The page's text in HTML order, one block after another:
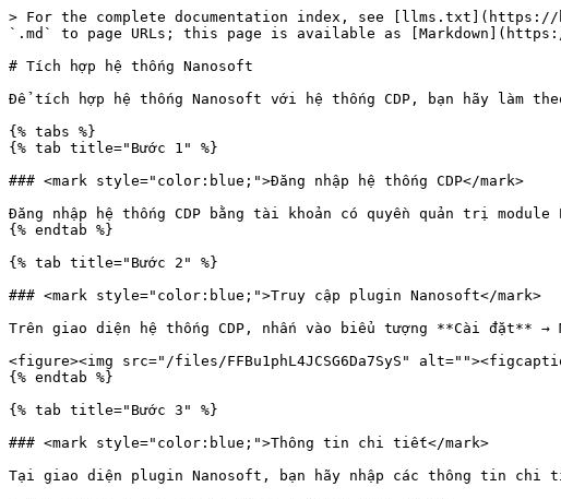
> For the complete documentation index, see [llms.txt](https://
`.md` to page URLs; this page is available as
# Tích hợp hệ thống Nanosoft
Để tích hợp hệ thống Nanosoft với hệ thống CDP, bạn hãy làm
{% tabs %}
{% tab title="Bước 1" %}
### <mark style="color:blue;">Đăng nhập hệ thống CDP</mark>
Đăng nhập hệ thống CDP bằng tài khoản có quyền quản trị module
{% endtab %}
{% tab title="Bước 2" %}
### <mark style="color:blue;">Truy cập plugin Nanosoft</mark>
Trên giao diện hệ thống CDP, nhấn vào biểu tượng **Cài đặt** →
<figure><img src="/files/FFBu1phL4JCSG6Da7SyS"
{% endtab %}
{% tab title="Bước 3" %}
### <mark style="color:blue;">Thông tin chi tiết</mark>
Tại giao diện plugin Nanosoft, bạn hãy nhập các thông tin chi